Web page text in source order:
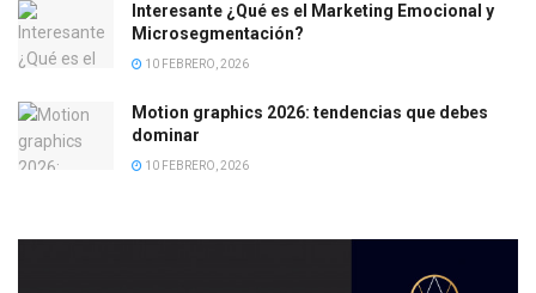
Interesante ¿Qué es el Marketing Emocional y
Microsegmentación?
10 FEBRERO, 2026
Motion graphics 2026: tendencias que debes
dominar
10 FEBRERO, 2026